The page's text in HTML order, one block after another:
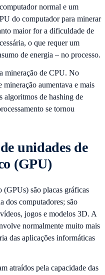
normal e um
do computador para minerar
maior for a dificuldade de
o que requer um
de energia – no processo.
mineração de CPU. No
aumentava e mais
algoritmos de hashing de
se tornou
unidades de
(GPU)
(GPUs) são placas gráficas
dos computadores; são
jogos e modelos 3D. A
normalmente muito mais
das aplicações informáticas
atraídos pela capacidade das